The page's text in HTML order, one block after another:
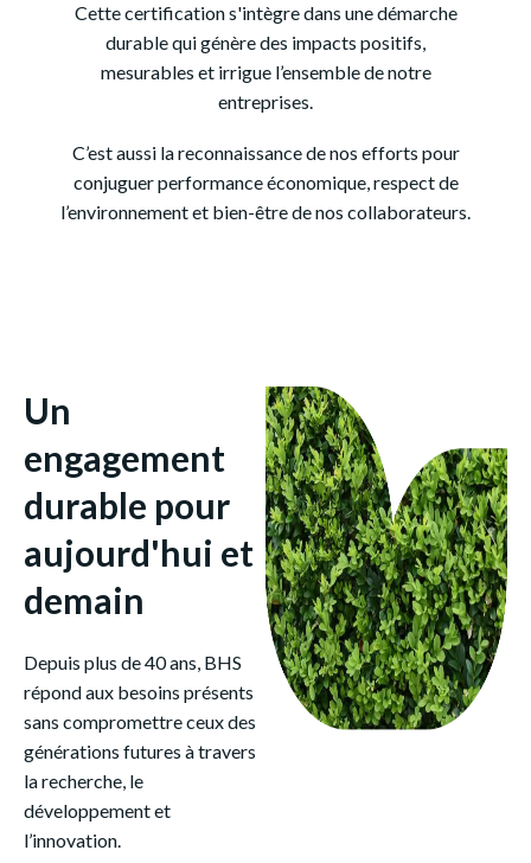
Cette certification s'intègre dans une démarche
durable qui génère des impacts positifs,
mesurables et irrigue l’ensemble de notre
entreprises.
C’est aussi la reconnaissance de nos efforts pour
conjuguer performance économique, respect de
l’environnement et bien-être de nos collaborateurs.
Un
engagement
durable pour
aujourd'hui et
demain
Depuis plus de 40 ans, BHS
répond aux besoins présents
sans compromettre ceux des
générations futures à travers
la recherche, le
développement et
l’innovation.